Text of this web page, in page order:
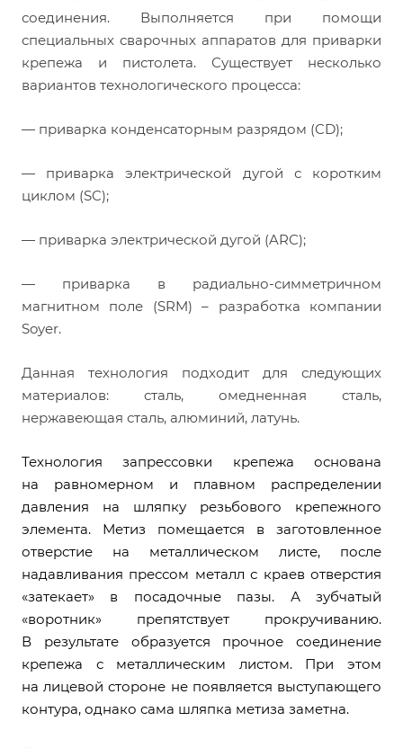
соединения. Выполняется при помощи
специальных сварочных аппаратов для приварки
крепежа и пистолета. Существует несколько
вариантов технологического процесса:
— приварка конденсаторным разрядом (CD);
— приварка электрической дугой с коротким
циклом (SC);
— приварка электрической дугой (ARC);
— приварка в радиально-симметричном
магнитном поле (SRM) – разработка компании
Soyer.
Данная технология подходит для следующих
материалов: сталь, омедненная сталь,
нержавеющая сталь, алюминий, латунь.
Технология запрессовки крепежа основана
на равномерном и плавном распределении
давления на шляпку резьбового крепежного
элемента. Метиз помещается в заготовленное
отверстие на металлическом листе, после
надавливания прессом металл с краев отверстия
«затекает» в посадочные пазы. А зубчатый
«воротник» препятствует прокручиванию.
В результате образуется прочное соединение
крепежа с металлическим листом. При этом
на лицевой стороне не появляется выступающего
контура, однако сама шляпка метиза заметна.